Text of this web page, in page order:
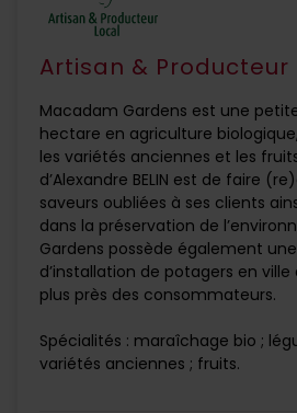
Artisan & Producteur
Macadam Gardens est une
hectare en agriculture
les variétés anciennes et les
d’Alexandre BELIN est de faire
saveurs oubliées à ses clients
dans la préservation de
Gardens possède également
d’installation de potagers en
plus près des consommateurs.
Spécialités : maraîchage bio ;
variétés anciennes ; fruits.